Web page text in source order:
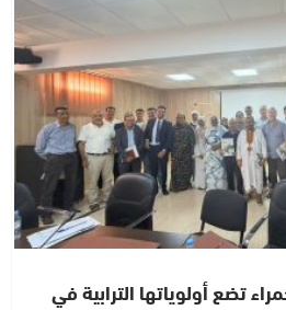
تضع أولوياتها الترابية في